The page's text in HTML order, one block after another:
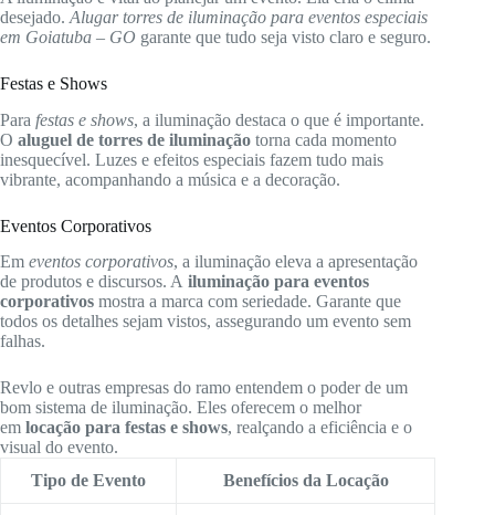
desejado. Alugar torres de iluminação para eventos especiais
em Goiatuba – GO garante que tudo seja visto claro e seguro.
Festas e Shows
Para festas e shows, a iluminação destaca o que é importante.
O aluguel de torres de iluminação torna cada momento
inesquecível. Luzes e efeitos especiais fazem tudo mais
vibrante, acompanhando a música e a decoração.
Eventos Corporativos
Em eventos corporativos, a iluminação eleva a apresentação
de produtos e discursos. A iluminação para eventos
corporativos mostra a marca com seriedade. Garante que
todos os detalhes sejam vistos, assegurando um evento sem
falhas.
Revlo e outras empresas do ramo entendem o poder de um
bom sistema de iluminação. Eles oferecem o melhor
em locação para festas e shows, realçando a eficiência e o
visual do evento.
Tipo de Evento
Benefícios da Locação